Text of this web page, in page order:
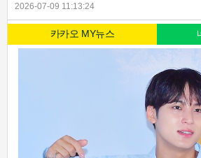
2026-07-09 11:13:24
카카오 MY뉴스